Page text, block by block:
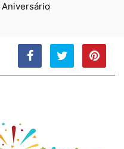
Aniversário